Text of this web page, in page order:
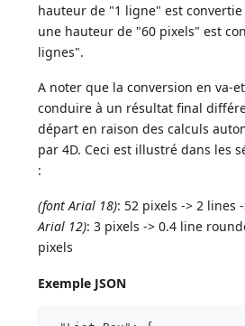
hauteur de "1 ligne" est
une hauteur de "60 pixels" est
lignes".
A noter que la conversion en va-
conduire à un résultat final
départ en raison des calculs
par 4D. Ceci est illustré dans les
:
(font Arial 18): 52 pixels -> 2 lines
Arial 12): 3 pixels -> 0.4 line
pixels
Exemple JSON